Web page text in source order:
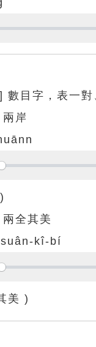
] 數目字，表一對
兩岸
兩全其美
kî-bí
美 )